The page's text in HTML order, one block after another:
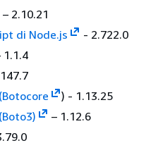
– 2.10.21
di Node.js
- 2.722.0
) - 1.13.25
– 1.12.6